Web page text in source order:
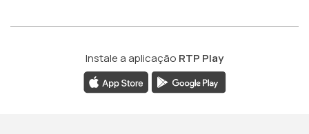
Instale a aplicação RTP Play